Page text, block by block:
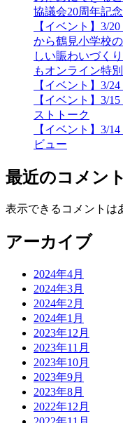
協議会20周年記
【イベント】3/
から鶴見小学校
しい賑わいづく
もオンライン特
【イベント】3/
【イベント】3/
ストトーク
【イベント】3/
ビュー
最近のコメント
表示できるコメントは
アーカイブ
2024年4月
2024年3月
2024年2月
2024年1月
2023年12月
2023年11月
2023年10月
2023年9月
2023年8月
2022年12月